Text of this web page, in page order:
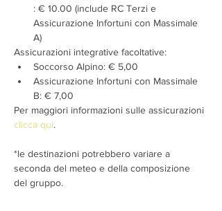
: € 10.00 (include RC Terzi e
Assicurazione Infortuni con Massimale
A)
Assicurazioni integrative facoltative:
Soccorso Alpino: € 5,00
Assicurazione Infortuni con Massimale
B: € 7,00
Per maggiori informazioni sulle assicurazioni
clicca qui.
*le destinazioni potrebbero variare a
seconda del meteo e della composizione
del gruppo.